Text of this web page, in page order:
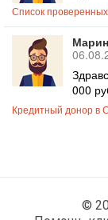
Список
000
Кредитный донор в
©